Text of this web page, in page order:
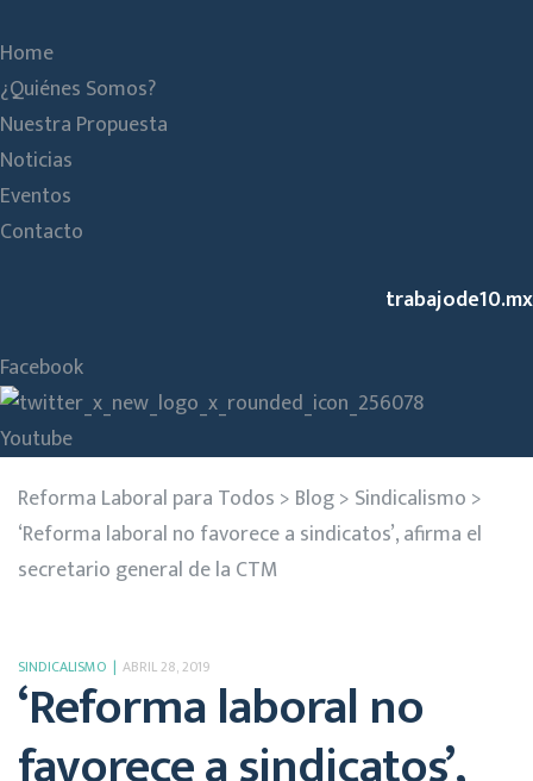
Home
¿Quiénes Somos?
Nuestra Propuesta
Noticias
Eventos
Contacto
trabajode10.mx
Facebook
Youtube
Reforma Laboral para Todos > Blog> Sindicalismo >
‘Reforma laboral no favorece a sindicatos’, afirma el
secretario general de la CTM
SINDICALISMO ABRIL 28, 2019
‘Reforma laboral no